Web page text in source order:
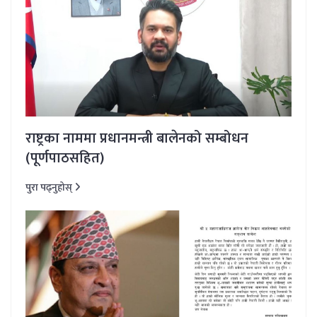
राष्ट्रका नाममा प्रधानमन्त्री बालेनको सम्बोधन
(पूर्णपाठसहित)
पुरा पढ्नुहोस्